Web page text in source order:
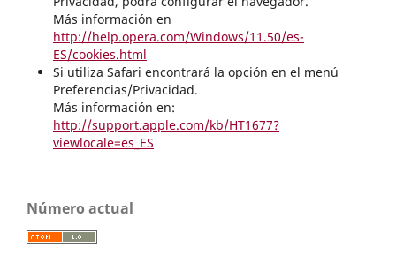
Más información en
http://help.opera.com/Windows/11.50/es-
ES/cookies.html
Si utiliza Safari encontrará la opción en el menú
Preferencias/Privacidad.
Más información en:
http://support.apple.com/kb/HT1677?
viewlocale=es_ES
Número actual